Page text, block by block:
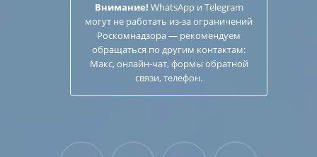
Внимание! WhatsApp и Telegram
могут не работать из-за ограничений
Роскомнадзора — рекомендуем
обращаться по другим контактам:
Макс, онлайн-чат, формы обратной
связи, телефон.